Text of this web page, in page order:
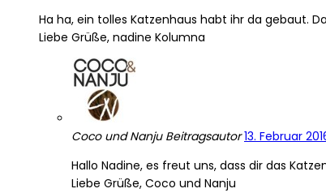
Ha ha, ein tolles Katzenhaus habt ihr da gebaut.
Liebe Grüße, nadine Kolumna
Coco und Nanju Beitragsautor 13. Februar
Hallo Nadine, es freut uns, dass dir das
Liebe Grüße, Coco und Nanju